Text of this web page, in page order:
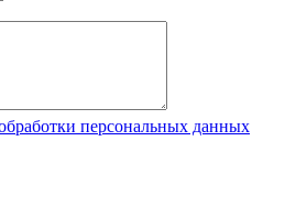
персональных данных